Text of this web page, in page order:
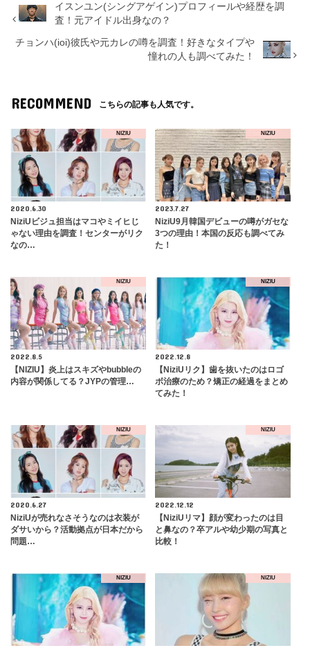
イスンユン(シングアゲイン)プロフィールや経歴を調
査！元アイドル出身なの？
チョンハ(ioi)彼氏や元カレの噂を調査！好きなタイプや
憧れの人も調べてみた！
RECOMMEND こちらの記事も人気です。
NIZIU
2020.6.30
NiziUビジュ担当はマコやミイヒじ
ゃない理由を調査！センターがリク
なの…
NIZIU
2023.7.27
NiziU9月韓国デビューの噂がガセな
3つの理由！本国の反応も調べてみ
た！
NIZIU
2022.8.5
【NIZIU】炎上はスキズやbubbleの
内容が関係してる？JYPの管理…
NIZIU
2022.12.8
【NiziUリク】歯を抜いたのはロゴ
ボ治療のため？矯正の経過をまとめ
てみた！
NIZIU
2020.6.27
NiziUが売れなさそうなのは衣装が
ダサいから？活動拠点が日本だから
問題…
NIZIU
2022.12.12
【NiziUリマ】顔が変わったのは目
と鼻なの？卒アルや幼少期の写真と
比較！
NIZIU NIZIU